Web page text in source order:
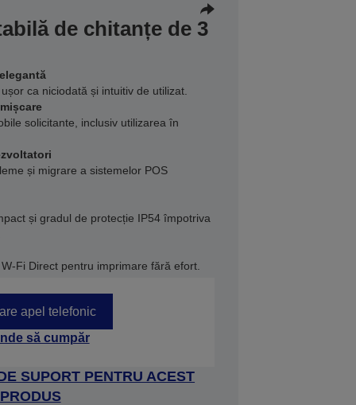
de chitanțe de 3
ca niciodată și intuitiv de utilizat.
solicitante, inclusiv utilizarea în
și migrare a sistemelor POS
și gradul de protecție IP54 împotriva
Fi Direct pentru imprimare fără efort.
apel telefonic
să cumpăr
SUPORT PENTRU ACEST
PRODUS